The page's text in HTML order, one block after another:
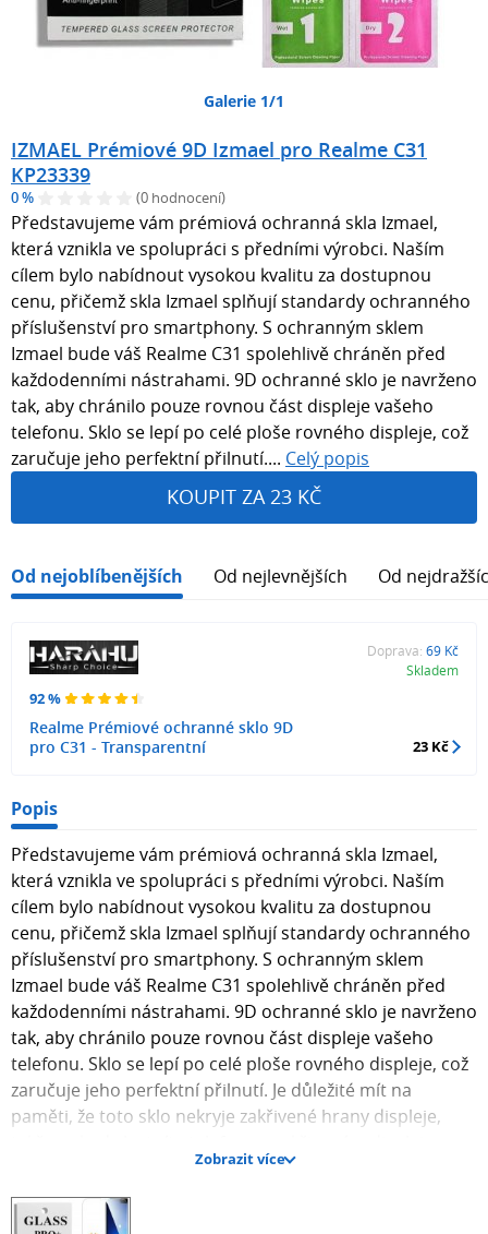
Galerie 1/1
IZMAEL Prémiové 9D Izmael pro Realme C31
KP23339
0 % (0 hodnocení)
Představujeme vám prémiová ochranná skla Izmael,
která vznikla ve spolupráci s předními výrobci. Naším
cílem bylo nabídnout vysokou kvalitu za dostupnou
cenu, přičemž skla Izmael splňují standardy ochranného
příslušenství pro smartphony. S ochranným sklem
Izmael bude váš Realme C31 spolehlivě chráněn před
každodenními nástrahami. 9D ochranné sklo je navrženo
tak, aby chránilo pouze rovnou část displeje vašeho
telefonu. Sklo se lepí po celé ploše rovného displeje, což
zaručuje jeho perfektní přilnutí.... Celý popis
KOUPIT ZA 23 KČ
Od nejoblíbenějších Od nejlevnějších Od
92 %
Realme Prémiové ochranné sklo 9D
pro C31 - Transparentní
Doprava: 69 Kč
Skladem
23 Kč
Popis
Představujeme vám prémiová ochranná skla Izmael,
která vznikla ve spolupráci s předními výrobci. Naším
cílem bylo nabídnout vysokou kvalitu za dostupnou
cenu, přičemž skla Izmael splňují standardy ochranného
příslušenství pro smartphony. S ochranným sklem
Izmael bude váš Realme C31 spolehlivě chráněn před
každodenními nástrahami. 9D ochranné sklo je navrženo
tak, aby chránilo pouze rovnou část displeje vašeho
telefonu. Sklo se lepí po celé ploše rovného displeje, což
zaručuje jeho perfektní přilnutí. Je důležité mít na
paměti, že toto sklo nekryje zakřivené hrany displeje,
ochrana se vztahuje pouze na rovné části. Návod na
aplikaci ochranného skla Instalace ochranného skla je
jednoduchá a rychlá. Displej důkladně očistěte
Zobrazit více